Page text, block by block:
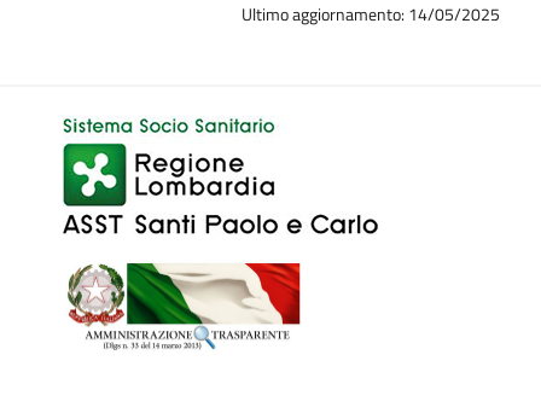
Ultimo aggiornamento: 14/05/2025